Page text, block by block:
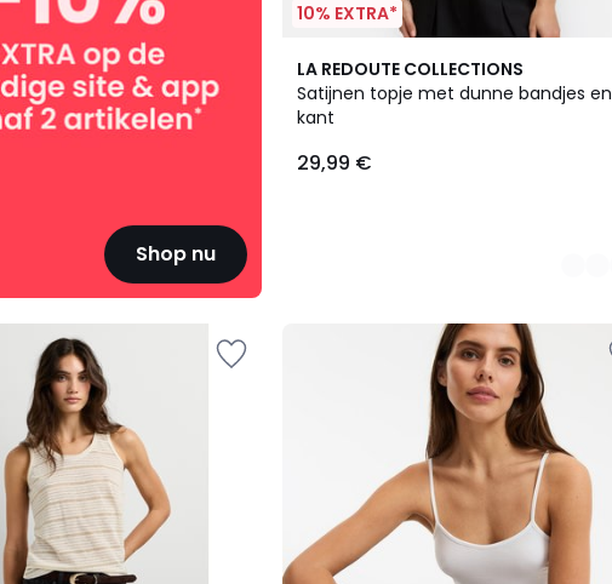
Shop nu
10% EXTRA*
LA REDOUTE COLLECTIONS
Satijnen topje met dunne bandjes en
kant
29,99 €
2
Kleuren